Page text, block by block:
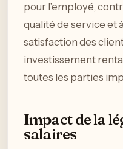
pour l’employé,
qualité de service et
satisfaction des
investissement
toutes les parties
Impact de la
salaires